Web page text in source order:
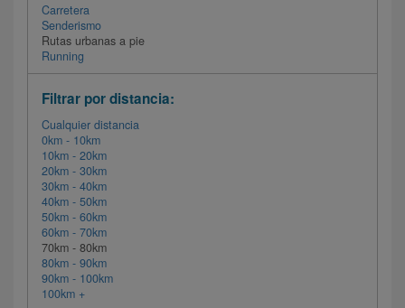
Carretera
Senderismo
Rutas urbanas a pie
Running
Filtrar por distancia:
Cualquier distancia
0km - 10km
10km - 20km
20km - 30km
30km - 40km
40km - 50km
50km - 60km
60km - 70km
70km - 80km
80km - 90km
90km - 100km
100km +